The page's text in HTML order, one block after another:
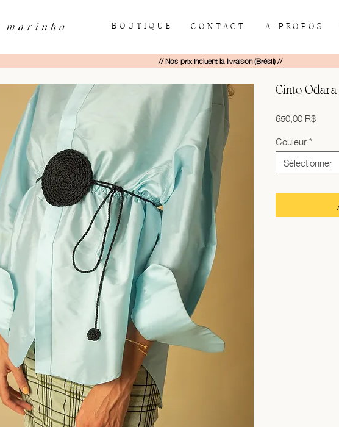
BOUTIQUE CONTACT À PROPOS
// Nos prix incluent la livraison (Brésil) //
Cinto
650,00 R$Prix
Couleur*
Sélectionner